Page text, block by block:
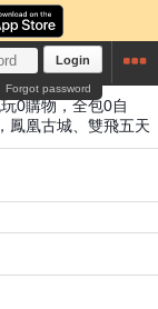
Login
Forgot password
0購物，全包0自
鳳凰古城、雙飛五天